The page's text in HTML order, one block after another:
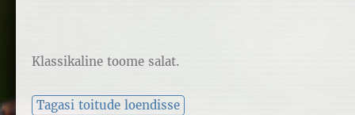
Klassikaline toome salat.
Tagasi toitude loendisse